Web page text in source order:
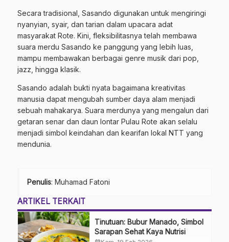
Secara tradisional, Sasando digunakan untuk mengiringi
nyanyian, syair, dan tarian dalam upacara adat
masyarakat Rote. Kini, fleksibilitasnya telah membawa
suara merdu Sasando ke panggung yang lebih luas,
mampu membawakan berbagai genre musik dari pop,
jazz, hingga klasik.
Sasando adalah bukti nyata bagaimana kreativitas
manusia dapat mengubah sumber daya alam menjadi
sebuah mahakarya. Suara merdunya yang mengalun dari
getaran senar dan daun lontar Pulau Rote akan selalu
menjadi simbol keindahan dan kearifan lokal NTT yang
mendunia.
Penulis: Muhamad Fatoni
ARTIKEL TERKAIT
Tinutuan: Bubur Manado, Simbol
Sarapan Sehat Kaya Nutrisi